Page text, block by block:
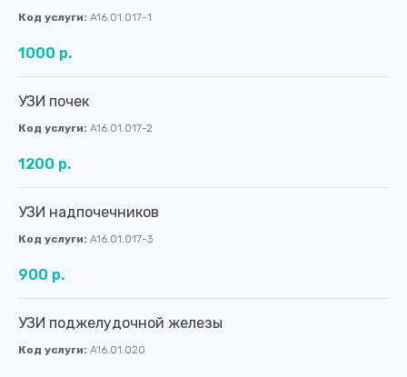
Код услуги: A16.01.017-1
1000 р.
УЗИ почек
Код услуги: A16.01.017-2
1200 р.
УЗИ надпочечников
Код услуги: A16.01.017-3
900 р.
УЗИ поджелудочной железы
Код услуги: A16.01.020